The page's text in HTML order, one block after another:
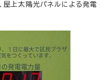
屋上太陽光パネルによる発電